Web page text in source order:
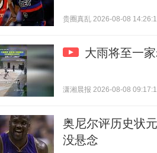
贵圈真乱 2026-08-08
大雨将至一
潇湘晨报 2026-08-08
奥尼尔评历史状
没悬念